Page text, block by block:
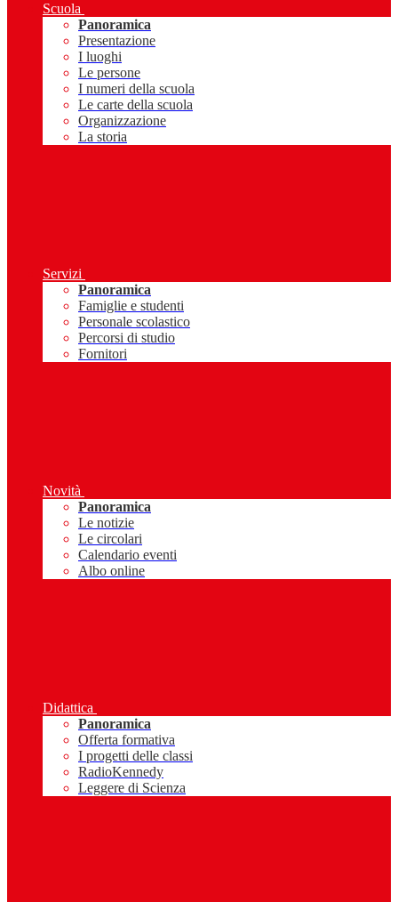
Scuola
Panoramica
Presentazione
I luoghi
Le persone
I numeri della scuola
Le carte della scuola
Organizzazione
La storia
Servizi
Panoramica
Famiglie e studenti
Personale scolastico
Percorsi di studio
Fornitori
Novità
Panoramica
Le notizie
Le circolari
Calendario eventi
Albo online
Didattica
Panoramica
Offerta formativa
I progetti delle classi
RadioKennedy
Leggere di Scienza